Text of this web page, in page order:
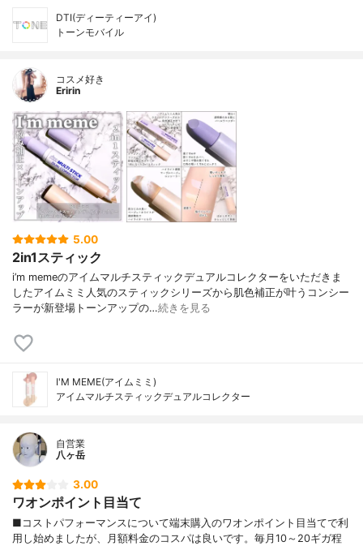
DTI(ディーティーアイ)
トーンモバイル
コスメ好き
Eririn
5.00
2in1スティック
i’m memeのアイムマルチスティックデュアルコレクターをいただきま
したアイムミミ人気のスティックシリーズから肌色補正が叶うコンシー
ラーが新登場トーンアップの…続きを見る
I'M MEME(アイムミミ)
アイムマルチスティックデュアルコレクター
自営業
八ヶ岳
3.00
ワオンポイント目当て
■コストパフォーマンスについて端末購入のワオンポイント目当てで利
用し始めましたが、月額料金のコスパは良いです。毎月10～20ギガ程